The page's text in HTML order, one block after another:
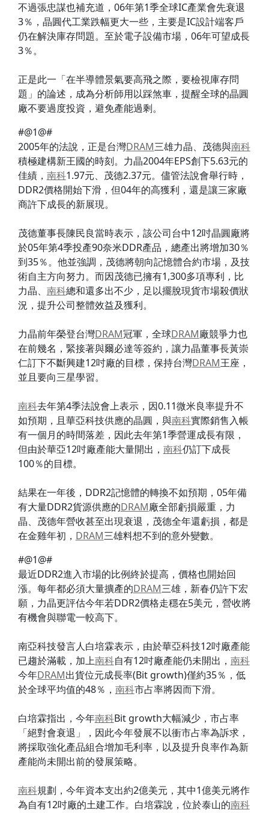
不過張忠謀也補充道，06年第1季全球IC產業會先衰退
3％，晶圓代工業跌幅更大一些，主要是IC設計端客戶
仍在解決庫存問題。至於電子設備市場，06年可望成長
3％。
正是此一「在半導體景氣要高飛之際，要檢視庫存問
題」的論述，成為分析師用以踩煞車，提醒全球的晶圓
廠不要過度投資，避免產能過剩。
#@1@#
2005年的法說，正是台灣DRAM三雄力晶、茂德與南科
積極建構新王國的時刻。力晶2004年EPS創下5.63元的
佳績， 南科1.97元、茂德2.37元。儘管法說會舉行時，
DDR2價格開始下滑，但04年的高獲利，還是讓三家廠
商許下成長的新展現。
茂德董事長陳民良當時表示，該公司台中12吋晶圓廠將
於05年第4季投產90奈米DDR產品，總產出將增加30％
到35％。他並強調，茂德將朝向記憶體合約市場，及技
術自主方向努力。而因茂德已擁有1,300多項專利，比
力晶、 南科總和還多出不少，足以擺脫現貨市場殺價狀
況，提升公司整體效益及獲利。
力晶前年榮登台灣DRAM冠軍，全球DRAM廠競爭力也
在前幾名，緊接著與爾必達等簽約，讓力晶董事長黃崇
仁訂下不斷興建12吋廠的目標，保持台灣DRAM王座，
並且要向三星學習。
南科去年第4季法說會上表示，因0.11微米良率提升不
如預期，且華亞科技供應的晶圓，與南科實際銷售入帳
有一個月的時間落差，因此去年第1季營運成長有限，
但由於華亞12吋廠產能大量開出， 南科仍訂下成長
100％的目標。
結果在一年後，DDR2記憶體的轉換不如預期，05年備
有大量DDR2貨源供應的DRAM廠全部虧損嚴重，力
晶、茂德年營收甚至出現衰退，茂德全年還虧損，都是
在金雞年初， DRAM三雄料想不到的意外變數。
#@1@#
最近DDR2進入市場的比例終於提高，價格也開始回
漲。每年都必須大量擴產的DRAM三雄，新春仍許下宏
願，力晶更評估今年若DDR2價格走穩在5美元，營收將
有機會與聯電一較高下。
南亞科技發言人白培霖表示，由於華亞科技12吋廠產能
已趨於滿載，加上南科自有12吋廠產能仍未開出， 南科
今年DRAM出貨位元成長率(Bit growth)僅約35％，低
於全球平均值的48％， 南科市占率將因而下滑。
白培霖指出，今年南科Bit growth大幅減少，市占率
「絕對會衰退」，因此今年發展不以衝市占率為訴求，
將採取強化產品組合增加毛利率，以及提升良率作為新
產能尚未開出前的發展策略。
南科規劃，今年資本支出約2億美元，其中1億美元將作
為自有12吋廠的土建工作。白培霖說，位於泰山的南科